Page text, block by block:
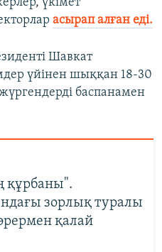
асырап алған еді.
Шавкат
үйінен шыққан 18-30
баспанамен
құрбаны".
зорлық туралы
қалай